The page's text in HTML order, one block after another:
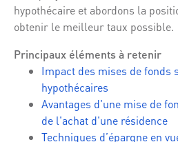
hypothécaire et abordons la
obtenir le meilleur taux possible.
Principaux éléments à retenir
Impact des mises de fonds
hypothécaires
Avantages d'une mise de
de l'achat d'une résidence
Techniques d’épargne en